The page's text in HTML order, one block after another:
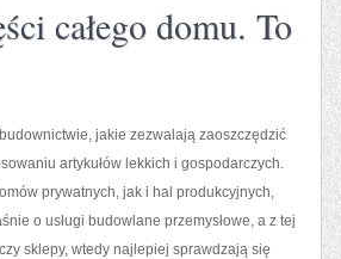
całego domu. To
jakie zezwalają zaoszczędzić
artykułów lekkich i gospodarczych.
prywatnych, jak i hal produkcyjnych,
o usługi budowlane przemysłowe, a z tej
sklepy, wtedy najlepiej sprawdzają się